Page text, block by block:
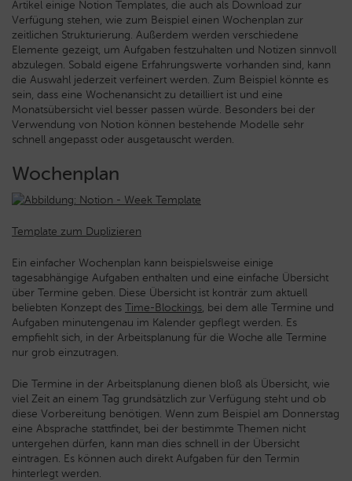
Artikel einige Notion Templates, die auch als Download zur
Verfügung stehen, wie zum Beispiel einen Wochenplan zur
zeitlichen Strukturierung. Außerdem werden verschiedene
Elemente gezeigt, um Aufgaben festzuhalten und Notizen sinnvoll
abzulegen. Sobald eigene Erfahrungswerte vorhanden sind, kann
die Auswahl jederzeit verfeinert werden. Zum Beispiel könnte es
sein, dass eine Wochenansicht zu detailliert ist und eine
Monatsübersicht viel besser passen würde. Besonders bei der
Verwendung von Notion können bestehende Modelle sehr
schnell angepasst oder ausgetauscht werden.
Wochenplan
Template zum Duplizieren
Ein einfacher Wochenplan kann beispielsweise einige
tagesabhängige Aufgaben enthalten und eine einfache Übersicht
über Termine geben. Diese Übersicht ist konträr zum aktuell
beliebten Konzept des Time-Blockings, bei dem alle Termine und
Aufgaben minutengenau im Kalender gepflegt werden. Es
empfiehlt sich, in der Arbeitsplanung für die Woche alle Termine
nur grob einzutragen.
Die Termine in der Arbeitsplanung dienen bloß als Übersicht, wie
viel Zeit an einem Tag grundsätzlich zur Verfügung steht und ob
diese Vorbereitung benötigen. Wenn zum Beispiel am Donnerstag
eine Absprache stattfindet, bei der bestimmte Themen nicht
untergehen dürfen, kann man dies schnell in der Übersicht
eintragen. Es können auch direkt Aufgaben für den Termin
hinterlegt werden.